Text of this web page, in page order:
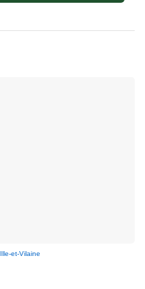
Ille-et-Vilaine